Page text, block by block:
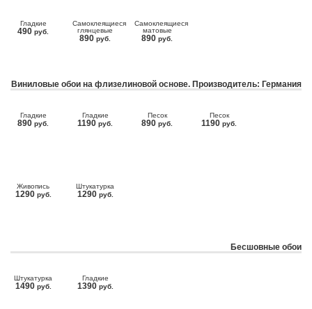
Гладкие
490 руб.
Самоклеящиеся
глянцевые
890 руб.
Самоклеящиеся
матовые
890 руб.
Виниловые обои на флизелиновой основе. Производитель: Германия
Гладкие
890 руб.
Гладкие
1190 руб.
Песок
890 руб.
Песок
1190 руб.
Живопись
1290 руб.
Штукатурка
1290 руб.
Бесшовные обои
Штукатурка
1490 руб.
Гладкие
1390 руб.